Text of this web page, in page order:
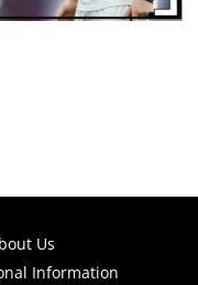
Us
Information